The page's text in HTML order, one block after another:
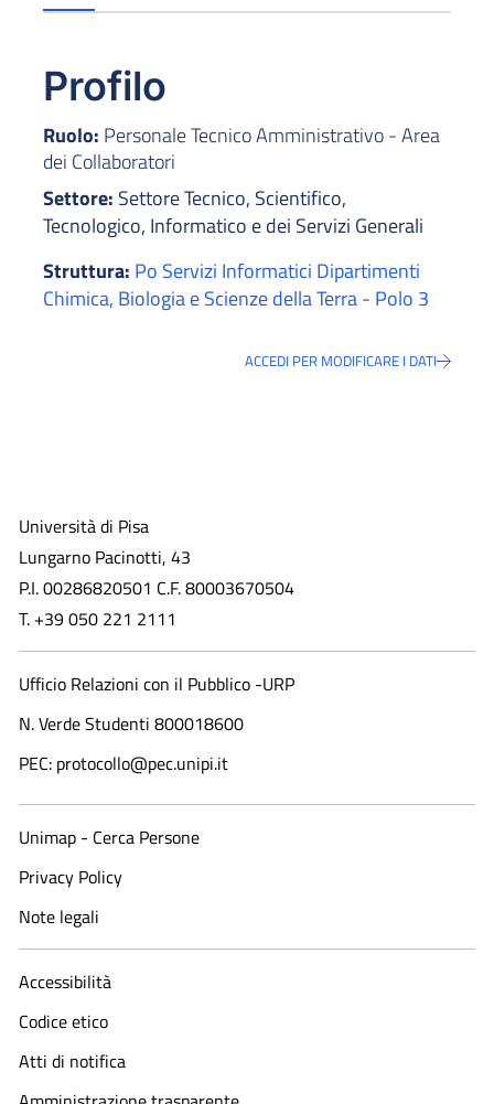
Profilo
Ruolo: Personale Tecnico Amministrativo - Area
dei Collaboratori
Settore: Settore Tecnico, Scientifico,
Tecnologico, Informatico e dei Servizi Generali
Struttura: Po Servizi Informatici Dipartimenti
Chimica, Biologia e Scienze della Terra - Polo 3
ACCEDI PER MODIFICARE I DATI
Università di Pisa
Lungarno Pacinotti, 43
P.I. 00286820501 C.F. 80003670504
T. +39 050 221 2111
Ufficio Relazioni con il Pubblico -URP
N. Verde Studenti 800018600​
PEC: protocollo@pec.unipi.it
Unimap - Cerca Persone
Privacy Policy
Note legali
Accessibilità
Codice etico
Atti di notifica